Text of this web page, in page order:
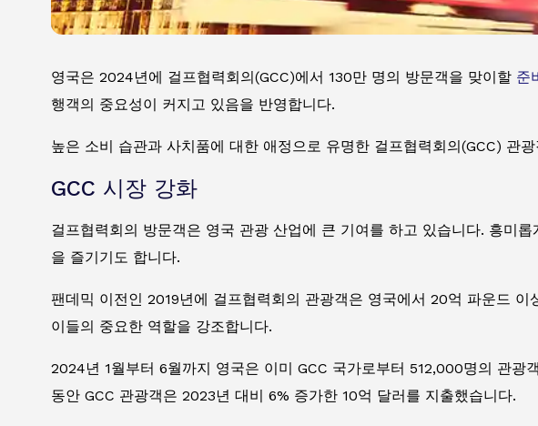
영국은 2024년에 걸프협력회의(GCC)에서 130만 명의 방문객을 맞이할 준
행객의 중요성이 커지고 있음을 반영합니다.
높은 소비 습관과 사치품에 대한 애정으로 유명한 걸프협력회의(GCC)
GCC 시장 강화
걸프협력회의 방문객은 영국 관광 산업에 큰 기여를 하고 있습니다. 흥미
을 즐기기도 합니다.
팬데믹 이전인 2019년에 걸프협력회의 관광객은 영국에서 20억 파운드
이들의 중요한 역할을 강조합니다.
2024년 1월부터 6월까지 영국은 이미 GCC 국가로부터 512,000명의 관
동안 GCC 관광객은 2023년 대비 6% 증가한 10억 달러를 지출했습니다.